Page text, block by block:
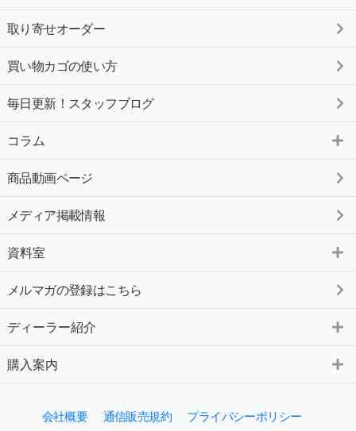
取り寄せオーダー
買い物カゴの使い方
毎日更新！スタッフブログ
コラム
商品動画ページ
メディア掲載情報
資料室
メルマガの登録はこちら
ディーラー紹介
購入案内
会社概要 通信販売規約
プライバシーポリシー